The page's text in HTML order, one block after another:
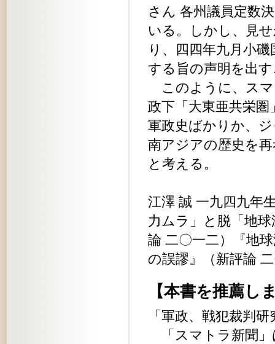
さん 各州議員定数
いる。しかし、見
り、四四年九月小
する旨の声明を出
このように、スマ
政下「大東亜共栄
軍政史ばかりか、
南アジアの歴史を
と考える。
江澤 誠 一九四九年
力ムラ」と脱「地
論 二〇一二）『地
の誤謬』（新評論
【本書を推薦
「軍政、戦犯裁判
「スマトラ新聞」